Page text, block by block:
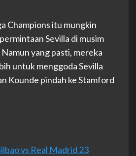
Champions itu mungkin
Sevilla di musim
yang pasti, mereka
untuk menggoda Sevilla
Kounde pindah ke Stamford
vs Real Madrid 23